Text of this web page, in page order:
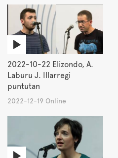
2022-10-22 Elizondo, A.
Laburu J. Illarregi
puntutan
2022-12-19 Online